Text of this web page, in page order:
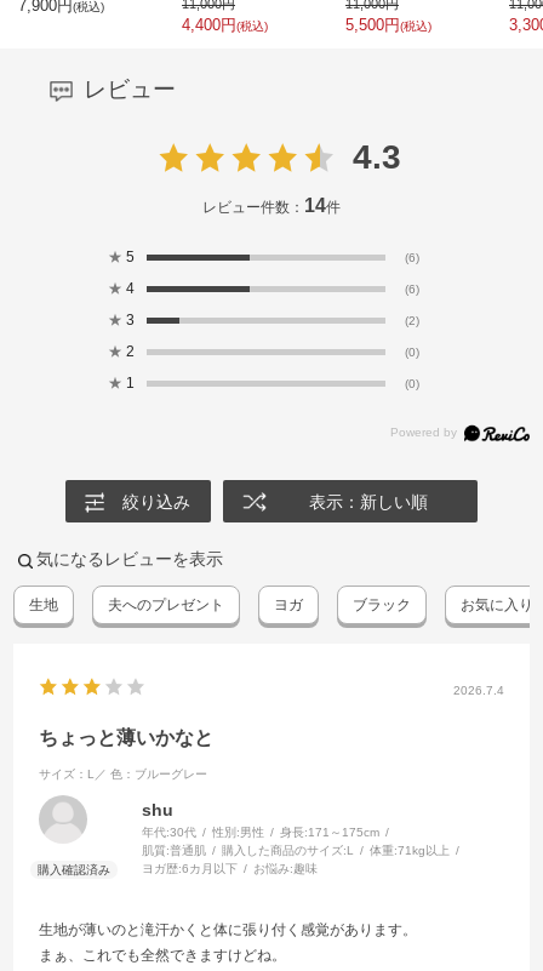
7,900円(税込) 11,000円
4,400円(税込)
11,000円
5,500円(税込)
レビュー
4.3
レビュー件数： 14件
★ 5 (6)
★ 4 (6)
★ 3 (2)
★ 2 (0)
★ 1 (0)
絞り込み 表示：新しい順
気になるレビューを表示
生地 夫へのプレゼント ヨガ ブラック お気に入り
2026.7.4
ちょっと薄いかなと
サイズ：L／ 色：ブルーグレー
shu
年代:30代 性別:男性 身長:171～175cm
肌質:普通肌 購入した商品のサイズ:L 体重:71kg以上
ヨガ歴:6カ月以下 お悩み:趣味
生地が薄いのと滝汗かくと体に張り付く感覚があります。
まぁ、これでも全然できますけどね。